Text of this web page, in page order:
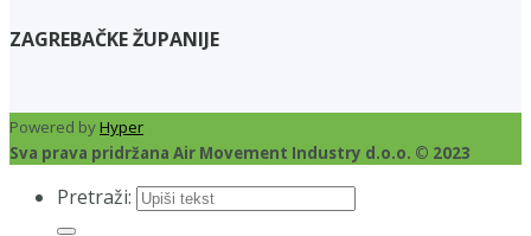
ZAGREBAČKE ŽUPANIJE
Powered byHyper
Sva prava pridržana Air Movement Industry d.o.o. © 2023
Pretraži: